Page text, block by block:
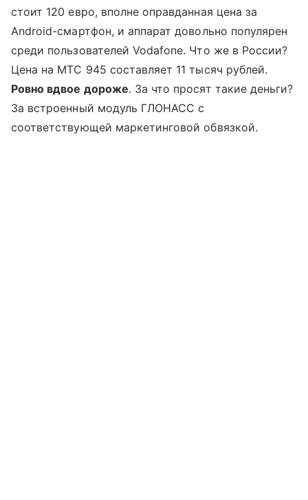
стоит 120 евро, вполне оправданная цена за
Android-смартфон, и аппарат довольно популярен
среди пользователей Vodafone. Что же в России?
Цена на МТС 945 составляет 11 тысяч рублей.
Ровно вдвое дороже. За что просят такие деньги?
За встроенный модуль ГЛОНАСС с
соответствующей маркетинговой обвязкой.